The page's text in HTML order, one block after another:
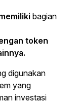
bagian
token
digunakan
yang
investasi